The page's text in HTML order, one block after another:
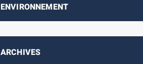
ENVIRONNEMENT
ARCHIVES